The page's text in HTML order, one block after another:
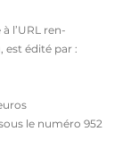
l’URL ren-
est édité par :
le numéro 952